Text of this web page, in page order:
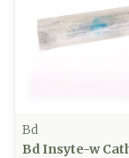
Bd
Bd Insyte-w